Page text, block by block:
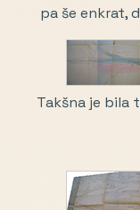
pa še enkrat,
Takšna je bila